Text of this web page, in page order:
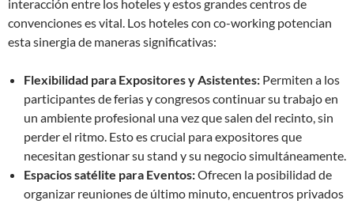
interacción entre los hoteles y estos grandes centros de
convenciones es vital. Los hoteles con co-working potencian
esta sinergia de maneras significativas:
Flexibilidad para Expositores y Asistentes: Permiten a los
participantes de ferias y congresos continuar su trabajo en
un ambiente profesional una vez que salen del recinto, sin
perder el ritmo. Esto es crucial para expositores que
necesitan gestionar su stand y su negocio simultáneamente.
Espacios satélite para Eventos:Ofrecen la posibilidad de
organizar reuniones de último minuto, encuentros privados